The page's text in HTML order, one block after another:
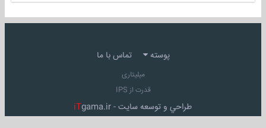
پوسته تماس با ما
میلیتاری
قدرت از IPS
طراحي و توسعه سايت - iTgama.ir